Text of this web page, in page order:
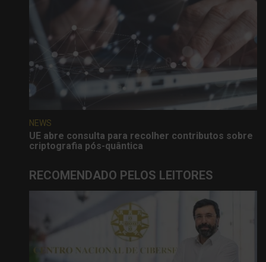
NEWS
UE abre consulta para recolher contributos sobre
criptografia pós-quântica
RECOMENDADO PELOS LEITORES